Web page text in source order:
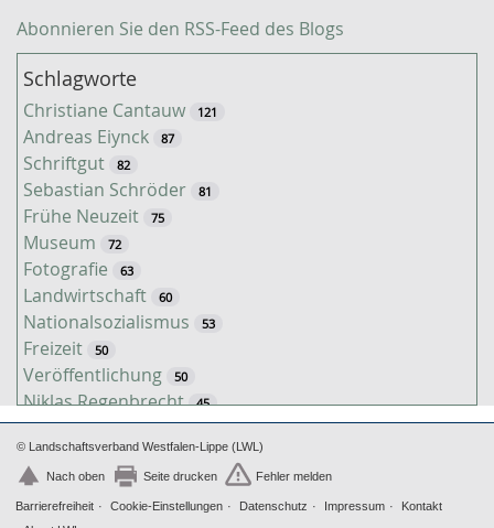
Abonnieren Sie den RSS-Feed des Blogs
Schlagworte
Christiane Cantauw 121
Andreas Eiynck 87
Schriftgut 82
Sebastian Schröder 81
Frühe Neuzeit 75
Museum 72
Fotografie 63
Landwirtschaft 60
Nationalsozialismus 53
Freizeit 50
Veröffentlichung 50
Niklas Regenbrecht 45
Kaiserzeit
Tiere 38
Timo Luks 37
Kathrin Schulte 31
© Landschaftsverband Westfalen-Lippe (LWL)
Nach oben Seite drucken Fehler melden
Barrierefreiheit Cookie-Einstellungen Datenschutz Impressum
Kontakt